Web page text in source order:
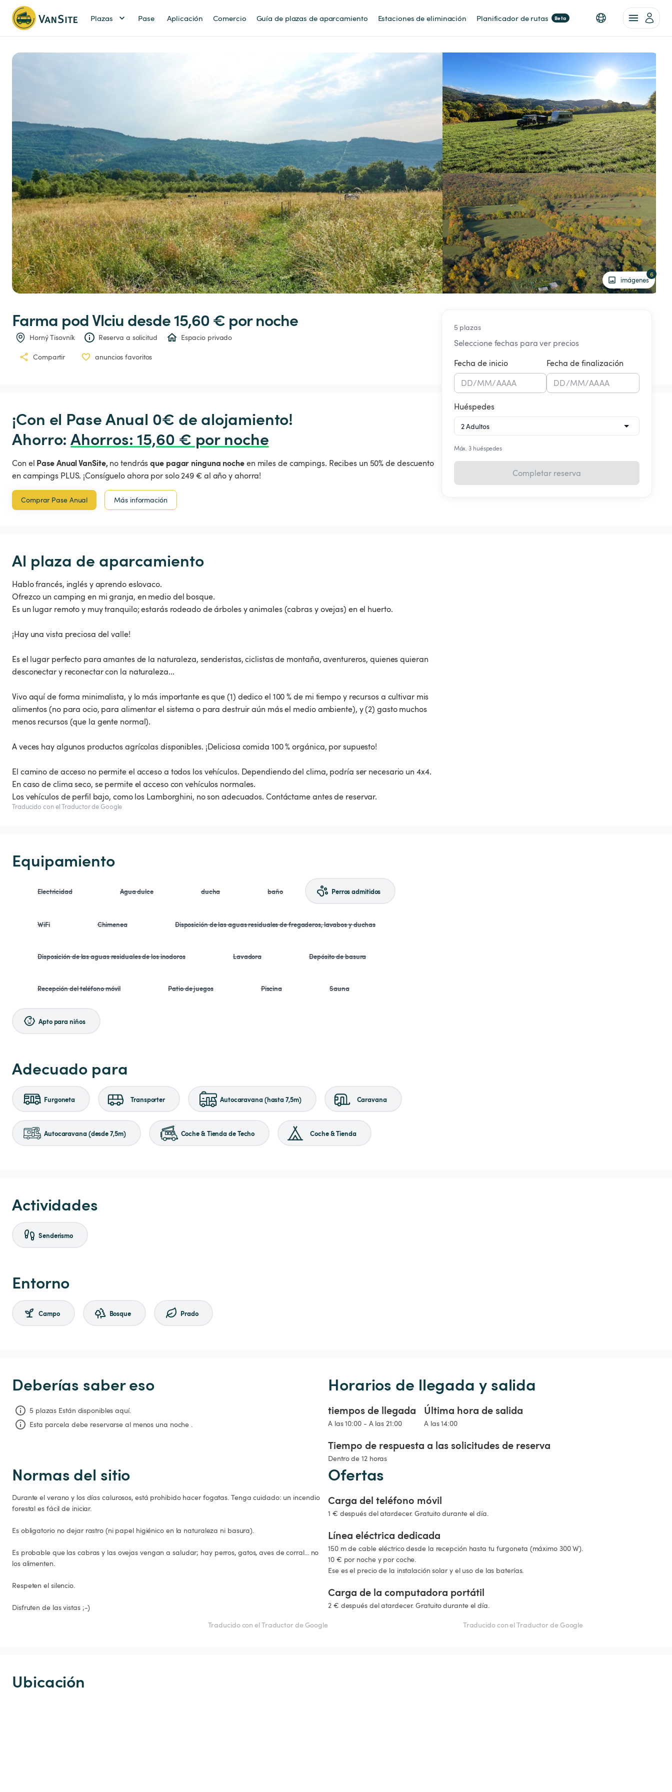
Plazas Pase Aplicación Comercio Guía de plazas de aparcamiento Estaciones de eliminación Planificador de rutas Beta
imágenes
6
Farma podVlciu desde 15,60 € por noche
Horný Tisovník Reserva a solicitud Espacio privado
Compartir anuncios favoritos
5 plazas
Seleccione fechas para ver precios
Fecha de inicio
DD/MM/AAAA
Fecha de finalización
DD/MM/AAAA
Huéspedes
Máx. 3 huéspedes
Completar reserva
¡Con el Pase Anual 0€ de alojamiento!
Ahorro: Ahorros: 15,60 € por noche
Con el Pase Anual VanSite, no tendrásque pagar ninguna nocheen miles de campings. Recibes un 50% de descuento
en campings PLUS. ¡Consíguelo ahora por solo 249 € al año y ahorra!
Comprar Pase Anual Más información
Al plaza de aparcamiento
Hablo francés, inglés y aprendo eslovaco.
Ofrezco un camping en mi granja, en medio del bosque.
Es un lugar remoto y muy tranquilo; estarás rodeado de árboles y animales (cabras y ovejas) en el huerto.
¡Hay una vista preciosa del valle!
Es el lugar perfecto para amantes de la naturaleza, senderistas, ciclistas de montaña, aventureros, quienes quieran
desconectar y reconectar con la naturaleza...
Vivo aquí de forma minimalista, y lo más importante es que (1) dedico el 100 % de mi tiempo y recursos a cultivar mis
alimentos (no para ocio, para alimentar el sistema o para destruir aún más el medio ambiente), y (2) gasto muchos
menos recursos (que la gente normal).
A veces hay algunos productos agrícolas disponibles. ¡Deliciosa comida 100 % orgánica, por supuesto!
El camino de acceso no permite el acceso a todos los vehículos. Dependiendo del clima, podría ser necesario un 4x4.
En caso de clima seco, se permite el acceso con vehículos normales.
Los vehículos de perfil bajo, como los Lamborghini, no son adecuados. Contáctame antes de reservar.
Traducido con el Traductor de Google
Equipamiento
Electricidad Agua dulce ducha baño Perros admitidos
WiFi Chimenea Disposición de las aguas residuales de fregaderos, lavabos y duchas
Disposición de las aguas residuales de los inodoros Lavadora Depósito de basura
Recepción del teléfono móvil Patio de juegos Piscina Sauna
Apto para niños
Adecuado para
Furgoneta Transporter Autocaravana (hasta 7,5m) Caravana
Autocaravana (desde 7,5m) Coche & Tienda de Techo Coche & Tienda
Actividades
Senderismo
Entorno
Campo Bosque Prado
Deberías saber eso
5 plazas Están disponibles aquí.
Esta parcela debe reservarse al menos una noche .
Horarios de llegada y salida
tiempos de llegada
A las 10:00 - A las 21:00
Última hora de salida
A las 14:00
Tiempo de respuesta a las solicitudes de reserva
Dentro de 12 horas
Normas del sitio
Durante el verano y los días calurosos, está prohibido hacer fogatas. Tenga cuidado: un incendio
forestal es fácil de iniciar.
Es obligatorio no dejar rastro (ni papel higiénico en la naturaleza ni basura).
Es probable que las cabras y las ovejas vengan a saludar; hay perros, gatos, aves de corral... no
los alimenten.
Respeten el silencio.
Disfruten de las vistas ;-)
Traducido con el Traductor de Google
Ofertas
Carga del teléfono móvil
1 € después del atardecer. Gratuito durante el día.
Línea eléctrica dedicada
150 m de cable eléctrico desde la recepción hasta tu furgoneta (máximo 300 W).
10 € por noche y por coche.
Ese es el precio de la instalación solar y el uso de las baterías.
Carga de la computadora portátil
2 € después del atardecer. Gratuito durante el día.
Traducido con el Traductor de Google
Ubicación